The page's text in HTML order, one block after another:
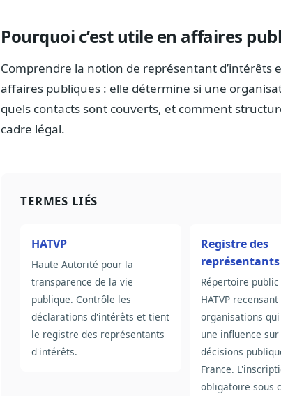
Pourquoi c’est utile en affaires
Comprendre la notion de représentant d’intérêts
affaires publiques : elle détermine si une
quels contacts sont couverts, et comment
cadre légal.
TERMES LIÉS
HATVP
Haute Autorité pour la
transparence de la vie
publique. Contrôle les
déclarations d'intérêts et tient
le registre des représentants
d'intérêts.
Registre des
Répertoire
HATVP recensant
organisations
une influence sur
décisions
France.
obligatoire sous